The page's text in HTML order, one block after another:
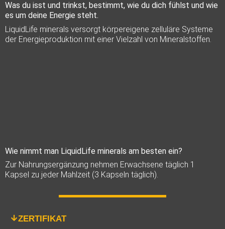
Was du isst und trinkst, bestimmt, wie du dich fühlst und wie
es um deine Energie steht.
LiquidLife minerals versorgt körpereigene zelluläre Systeme
der Energieproduktion mit einer Vielzahl von Mineralstoffen.
Wie nimmt man LiquidLife minerals am besten ein?
Zur Nahrungsergänzung nehmen Erwachsene täglich 1
Kapsel zu jeder Mahlzeit (3 Kapseln täglich).
ZERTIFIKAT